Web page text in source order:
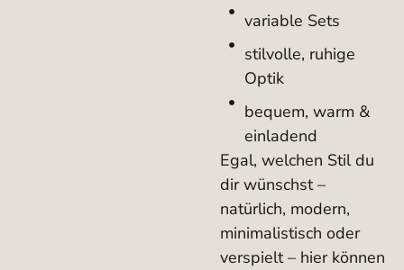
variable Sets
stilvolle, ruhige
Optik
bequem, warm &
einladend
Egal, welchen Stil du
dir wünschst –
natürlich, modern,
minimalistisch oder
verspielt – hier können